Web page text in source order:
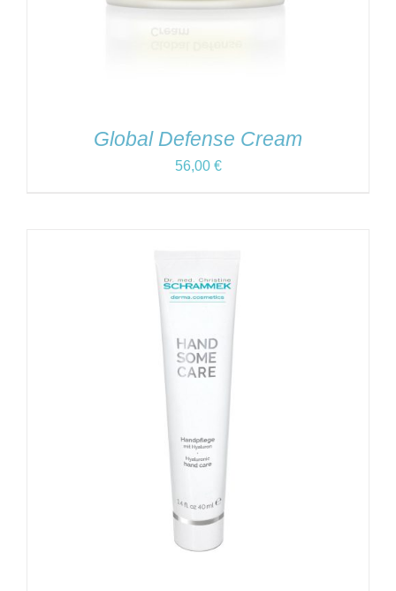
Global Defense Cream
56,00 €